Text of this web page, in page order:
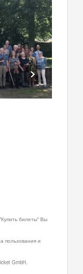
билеты" Вы
пользования и
GmbH.